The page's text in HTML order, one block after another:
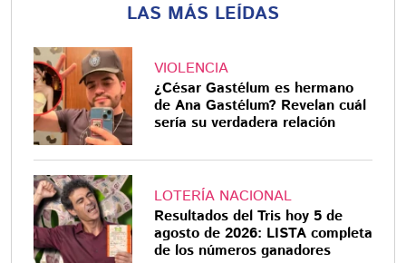
LAS MÁS LEÍDAS
VIOLENCIA
¿César Gastélum es hermano
de Ana Gastélum? Revelan cuál
sería su verdadera relación
LOTERÍA NACIONAL
Resultados del Tris hoy 5 de
agosto de 2026: LISTA completa
de los números ganadores